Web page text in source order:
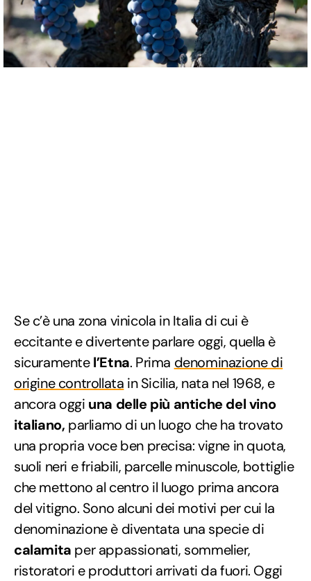
Se c’è una zona vinicola in Italia di cui è
eccitante e divertente parlare oggi, quella è
sicuramentel’Etna. Prima denominazione di
origine controllata in Sicilia, nata nel 1968, e
ancora oggi una delle più antiche del vino
italiano, parliamo di un luogo che ha trovato
una propria voce ben precisa: vigne in quota,
suoli neri e friabili, parcelle minuscole, bottiglie
che mettono al centro il luogo prima ancora
del vitigno. Sono alcuni dei motivi per cui la
denominazione è diventata una specie di
calamita per appassionati, sommelier,
ristoratori e produttori arrivati da fuori. Oggi